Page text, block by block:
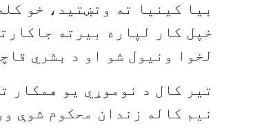
بیا کینیا ته وتښتید، خو
خپل کار لپاره بیرته
لخوا ونیول شو او د بشري
تیر کال د نوموړي یو همکار
نیم کاله زندان محکوم شوې